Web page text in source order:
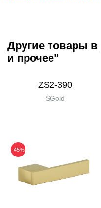
Другие товары
и прочее"
ZS2-390
SGold
-45%